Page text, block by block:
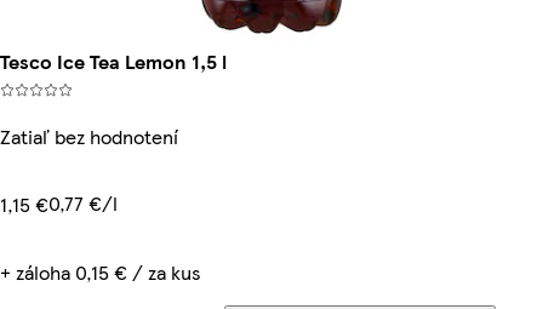
Tesco Ice Tea Lemon 1,5 l
Zatiaľ bez hodnotení
1,15 €0,77 €/l
+ záloha 0,15 € / za kus